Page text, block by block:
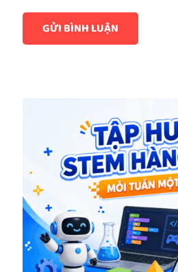
GỬI BÌNH LUẬN